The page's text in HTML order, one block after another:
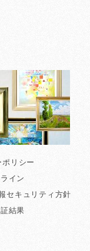
リシー
イン
セキュリティ方針
結果